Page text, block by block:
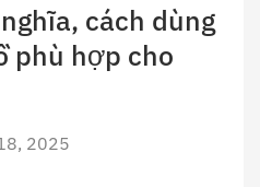
cách dùng
phù hợp cho
2025